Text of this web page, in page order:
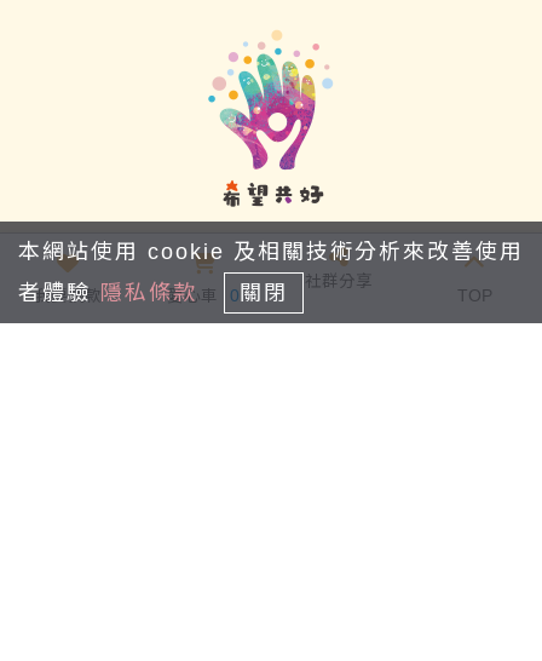
地址：
台北市士林區至誠路一段305巷2弄18號
hopestars@hopestars.org.tw
我要捐款 愛心車 0
社群分享
TOP
本網站使用 cookie 及相關技術分析來改善使用
者體驗 隱私條款 關閉